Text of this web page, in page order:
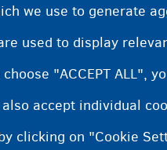
we use to generate
used to display
"ACCEPT ALL",
accept individual
clicking on "Cookie